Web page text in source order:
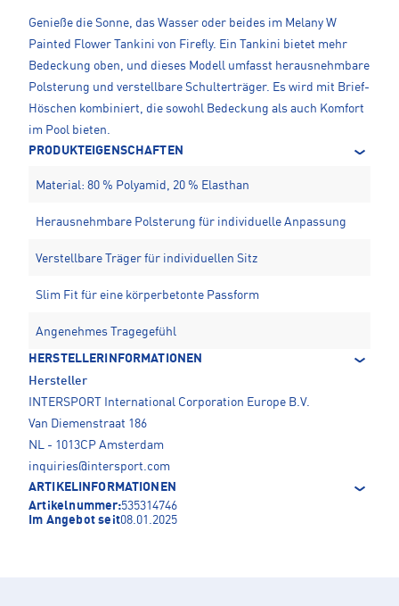
Genieße die Sonne, das Wasser oder beides im Melany W
Painted Flower Tankini von Firefly. Ein Tankini bietet mehr
Bedeckung oben, und dieses Modell umfasst herausnehmbare
Polsterung und verstellbare Schulterträger. Es wird mit Brief-
Höschen kombiniert, die sowohl Bedeckung als auch Komfort
im Pool bieten.
PRODUKTEIGENSCHAFTEN
Material: 80 % Polyamid, 20 % Elasthan
Herausnehmbare Polsterung für individuelle Anpassung
Verstellbare Träger für individuellen Sitz
Slim Fit für eine körperbetonte Passform
Angenehmes Tragegefühl
HERSTELLERINFORMATIONEN
Hersteller
INTERSPORT International Corporation Europe B.V.
Van Diemenstraat 186
NL - 1013CP Amsterdam
inquiries@intersport.com
ARTIKELINFORMATIONEN
Artikelnummer:535314746
Im Angebot seit08.01.2025